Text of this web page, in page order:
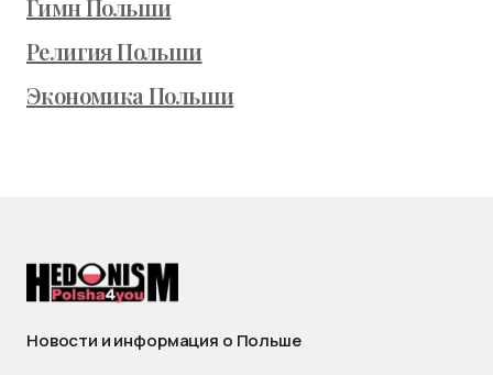
Гимн Польши
Религия Польши
Экономика Польши
Новости и информация о Польше